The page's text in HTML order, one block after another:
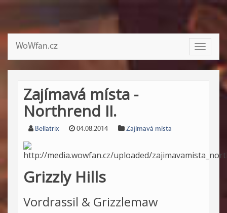
Toggle
WoWfan.cz
Zajímavá místa -
Northrend II.
Bellatrix 04.08.2014 Zajímavá místa
Grizzly Hills
Vordrassil & Grizzlemaw